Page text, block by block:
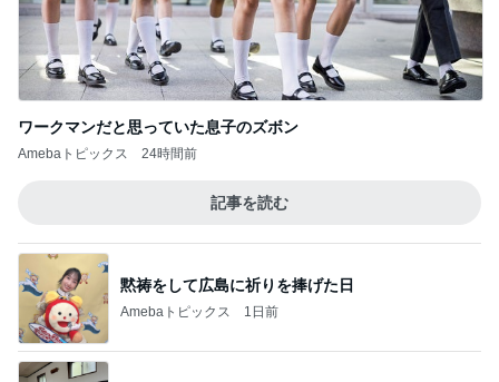
ワークマンだと思っていた息子のズボン
Amebaトピックス 24時間前
記事を読む
黙祷をして広島に祈りを捧げた日
Amebaトピックス 1日前